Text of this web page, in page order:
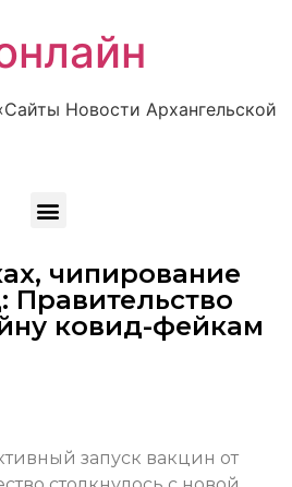
Новости Архангельской
чипирование
Правительство
ковид-фейкам
запуск вакцин от